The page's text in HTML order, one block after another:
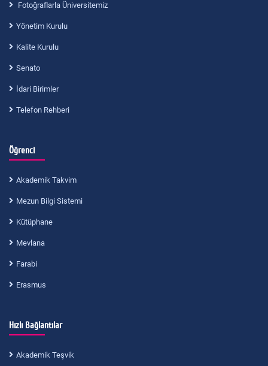
Fotoğraflarla Üniversitemiz
Yönetim Kurulu
Kalite Kurulu
Senato
İdari Birimler
Telefon Rehberi
Öğrenci
Akademik Takvim
Mezun Bilgi Sistemi
Kütüphane
Mevlana
Farabi
Erasmus
Hızlı Bağlantılar
Akademik Teşvik